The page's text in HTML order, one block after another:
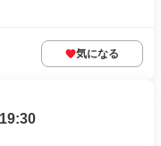
気になる